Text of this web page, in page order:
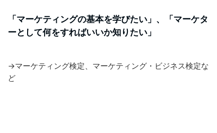
「マーケティングの基本を学びたい」、「マーケタ
ーとして何をすればいいか知りたい」
→マーケティング検定、マーケティング・ビジネス検定な
ど